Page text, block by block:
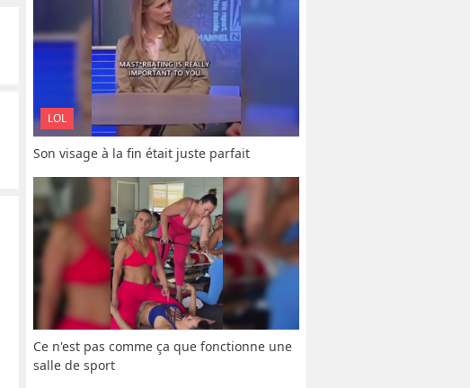
LOL
Son visage à la fin était juste parfait
Ce n'est pas comme ça que fonctionne une
salle de sport